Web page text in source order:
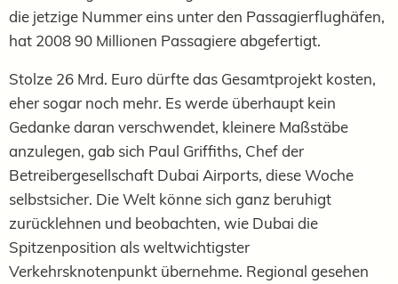
die jetzige Nummer eins unter den Passagierflughäfen,
hat 2008 90 Millionen Passagiere abgefertigt.
Stolze 26 Mrd. Euro dürfte das Gesamtprojekt kosten,
eher sogar noch mehr. Es werde überhaupt kein
Gedanke daran verschwendet, kleinere Maßstäbe
anzulegen, gab sich Paul Griffiths, Chef der
Betreibergesellschaft Dubai Airports, diese Woche
selbstsicher. Die Welt könne sich ganz beruhigt
zurücklehnen und beobachten, wie Dubai die
Spitzenposition als weltwichtigster
Verkehrsknotenpunkt übernehme. Regional gesehen